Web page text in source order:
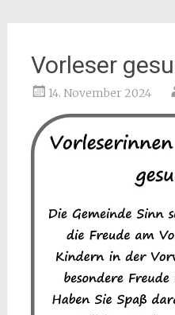
Vorleser
14. November 2024